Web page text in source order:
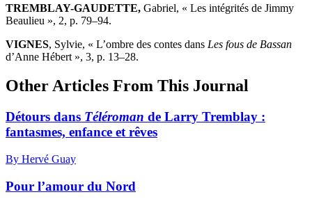
TREMBLAY-GAUDETTE, Gabriel, « Les intégrités de Jimmy
Beaulieu », 2, p. 79–94.
VIGNES, Sylvie, « L’ombre des contes dans Les fous de Bassan
d’Anne Hébert », 3, p. 13–28.
Other Articles From This Journal
Détours dans Téléroman de Larry Tremblay :
fantasmes, enfance et rêves
By Hervé Guay
Pour l’amour du Nord